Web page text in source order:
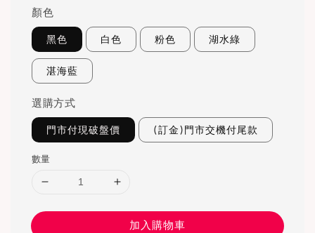
顏色
黑色 白色 粉色 湖水綠
湛海藍
選購方式
門市付現破盤價 (訂金)門市交機付尾款
數量
加入購物車